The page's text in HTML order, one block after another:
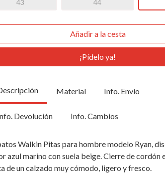
43 44
¡Pídelo ya!
Material Info. Envío
Devolución Info. Cambios
Walkin Pitas para hombre modelo Ryan,
azul marino con suela beige. Cierre de cordón
de un calzado muy cómodo, ligero y fresco.